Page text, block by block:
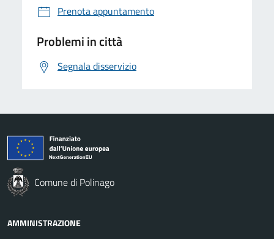
Prenota appuntamento
Problemi in città
Segnala disservizio
Comune di Polinago
AMMINISTRAZIONE